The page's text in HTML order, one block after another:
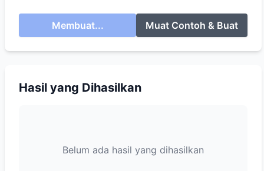
Membuat... Muat Contoh & Buat
Hasil yang Dihasilkan
Belum ada hasil yang dihasilkan